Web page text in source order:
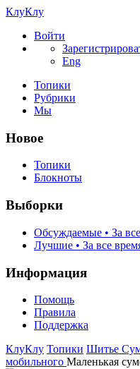
КлуКлу
Войти
Eng
Топики
Рубрики
Мы
Новое
Топики
Блокноты
Выборки
Обсуждаемые • За
Лучшие • За все
Информация
Помощь
Правила
Поддержка
КлуКлу Топики Шитье
мобильного Маленькая